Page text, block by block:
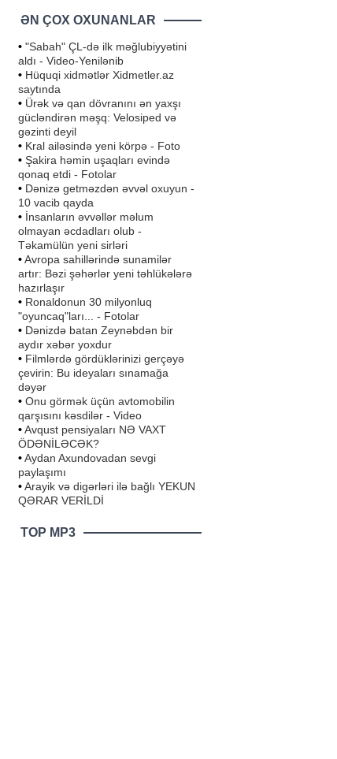
ƏN ÇOX OXUNANLAR
• "Sabah" ÇL-də ilk məğlubiyyətini
aldı - Video-Yenilənib
• Hüquqi xidmətlər Xidmetler.az
saytında
• Ürək və qan dövranını ən yaxşı
gücləndirən məşq: Velosiped və
gəzinti deyil
• Kral ailəsində yeni körpə - Foto
• Şakira həmin uşaqları evində
qonaq etdi - Fotolar
• Dənizə getməzdən əvvəl oxuyun -
10 vacib qayda
• İnsanların əvvəllər məlum
olmayan əcdadları olub -
Təkamülün yeni sirləri
•Avropa sahillərində sunamilər
artır: Bəzi şəhərlər yeni təhlükələrə
hazırlaşır
• Ronaldonun 30 milyonluq
"oyuncaq"ları... - Fotolar
• Dənizdə batan Zeynəbdən bir
aydır xəbər yoxdur
• Filmlərdə gördüklərinizi gerçəyə
çevirin: Bu ideyaları sınamağa
dəyər
• Onu görmək üçün avtomobilin
qarşısını kəsdilər - Video
•Avqust pensiyaları NƏ VAXT
ÖDƏNİLƏCƏK?
•Aydan Axundovadan sevgi
paylaşımı
•Arayik və digərləri ilə bağlı YEKUN
QƏRAR VERİLDİ
TOP MP3